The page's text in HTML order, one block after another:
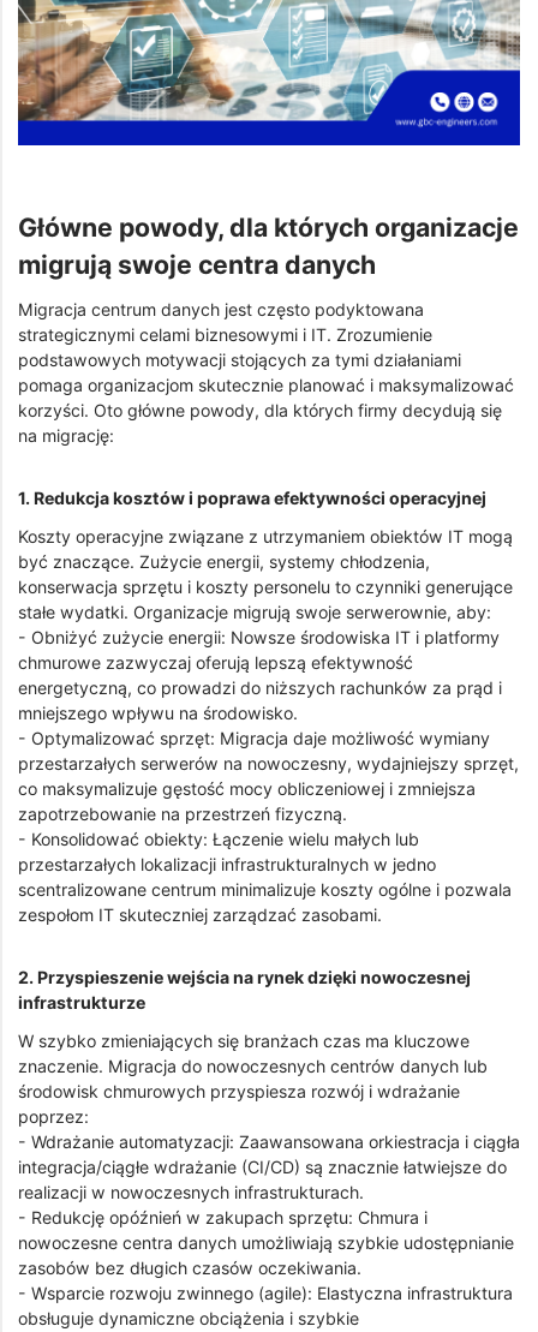
Główne powody, dla których organizacje
migrują swoje centra danych
Migracja centrum danych jest często podyktowana
strategicznymi celami biznesowymi i IT. Zrozumienie
podstawowych motywacji stojących za tymi działaniami
pomaga organizacjom skutecznie planować i maksymalizować
korzyści. Oto główne powody, dla których firmy decydują się
na migrację:
1. Redukcja kosztów i poprawa efektywności operacyjnej
Koszty operacyjne związane z utrzymaniem obiektów IT mogą
być znaczące. Zużycie energii, systemy chłodzenia,
konserwacja sprzętu i koszty personelu to czynniki generujące
stałe wydatki. Organizacje migrują swoje serwerownie, aby:
- Obniżyć zużycie energii: Nowsze środowiska IT i platformy
chmurowe zazwyczaj oferują lepszą efektywność
energetyczną, co prowadzi do niższych rachunków za prąd i
mniejszego wpływu na środowisko.
- Optymalizować sprzęt: Migracja daje możliwość wymiany
przestarzałych serwerów na nowoczesny, wydajniejszy sprzęt,
co maksymalizuje gęstość mocy obliczeniowej i zmniejsza
zapotrzebowanie na przestrzeń fizyczną.
- Konsolidować obiekty: Łączenie wielu małych lub
przestarzałych lokalizacji infrastrukturalnych w jedno
scentralizowane centrum minimalizuje koszty ogólne i pozwala
zespołom IT skuteczniej zarządzać zasobami.
2. Przyspieszenie wejścia na rynek dzięki nowoczesnej
infrastrukturze
W szybko zmieniających się branżach czas ma kluczowe
znaczenie. Migracja do nowoczesnych centrów danych lub
środowisk chmurowych przyspiesza rozwój i wdrażanie
poprzez:
- Wdrażanie automatyzacji: Zaawansowana orkiestracja i ciągła
integracja/ciągłe wdrażanie (CI/CD) są znacznie łatwiejsze do
realizacji w nowoczesnych infrastrukturach.
- Redukcję opóźnień w zakupach sprzętu: Chmura i
nowoczesne centra danych umożliwiają szybkie udostępnianie
zasobów bez długich czasów oczekiwania.
- Wsparcie rozwoju zwinnego (agile): Elastyczna infrastruktura
obsługuje dynamiczne obciążenia i szybkie